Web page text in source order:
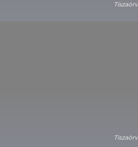
Combinar el paseo en
En los días de verano, también se
relax en la playa lacustre mientras
Sarud, podrá poner a prueba su